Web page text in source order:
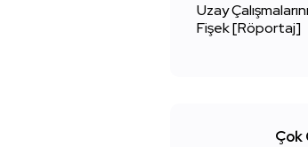
Uzay
Fişek [Röportaj]
Çok